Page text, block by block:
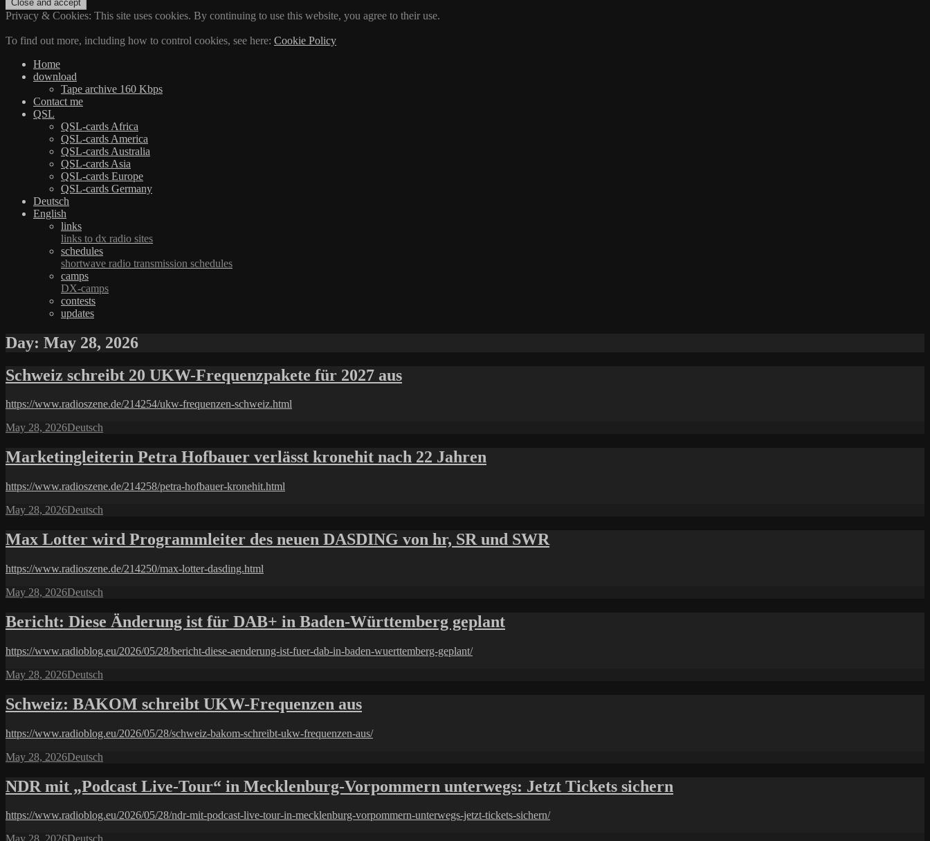
Privacy & Cookies: This site uses cookies. By continuing to use this website, you agree to their use.
To find out more, including how to control cookies, see here: Cookie Policy
Home
download
Tape archive 160 Kbps
Contact me
QSL
QSL-cards Africa
QSL-cards America
QSL-cards Australia
QSL-cards Asia
QSL-cards Europe
QSL-cards Germany
Deutsch
English
links
links to dx radio sites
schedules
shortwave radio transmission schedules
camps
DX-camps
contests
updates
Day: May 28, 2026
Schweiz schreibt 20 UKW-Frequenzpakete für 2027 aus
https://www.radioszene.de/214254/ukw-frequenzen-schweiz.html
Posted
May 28, 2026Categories
Deutsch
Marketingleiterin Petra Hofbauer verlässt kronehit nach 22 Jahren
https://www.radioszene.de/214258/petra-hofbauer-kronehit.html
Posted
May 28, 2026Categories
Deutsch
Max Lotter wird Programmleiter des neuen DASDING von hr, SR und SWR
https://www.radioszene.de/214250/max-lotter-dasding.html
Posted
May 28, 2026Categories
Deutsch
Bericht: Diese Änderung ist für DAB+ in Baden-Württemberg geplant
https://www.radioblog.eu/2026/05/28/bericht-diese-aenderung-ist-fuer-dab-in-baden-wuerttemberg-geplant/
Posted
May 28, 2026Categories
Deutsch
Schweiz: BAKOM schreibt UKW-Frequenzen aus
https://www.radioblog.eu/2026/05/28/schweiz-bakom-schreibt-ukw-frequenzen-aus/
Posted
May 28, 2026Categories
Deutsch
NDR mit „Podcast Live-Tour“ in Mecklenburg-Vorpommern unterwegs: Jetzt Tickets sichern
https://www.radioblog.eu/2026/05/28/ndr-mit-podcast-live-tour-in-mecklenburg-vorpommern-unterwegs-jetzt-tickets-sichern/
Posted
Categories